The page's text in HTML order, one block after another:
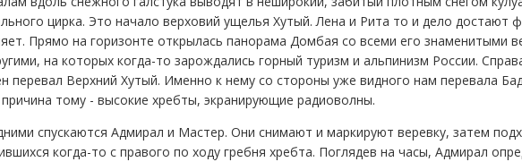
цирка. Это начало верховий ущелья Хутый. Лена и Рита то и дело достают
Прямо на горизонте открылась панорама Домбая со всеми его знаменитыми
на которых когда-то зарождались горный туризм и альпинизм России.
перевал Верхний Хутый. Именно к нему со стороны уже видного нам перевала
тому - высокие хребты, экранирующие радиоволны.
спускаются Адмирал и Мастер. Они снимают и маркируют веревку, затем
когда-то с правого по ходу гребня хребта. Поглядев на часы, Адмирал